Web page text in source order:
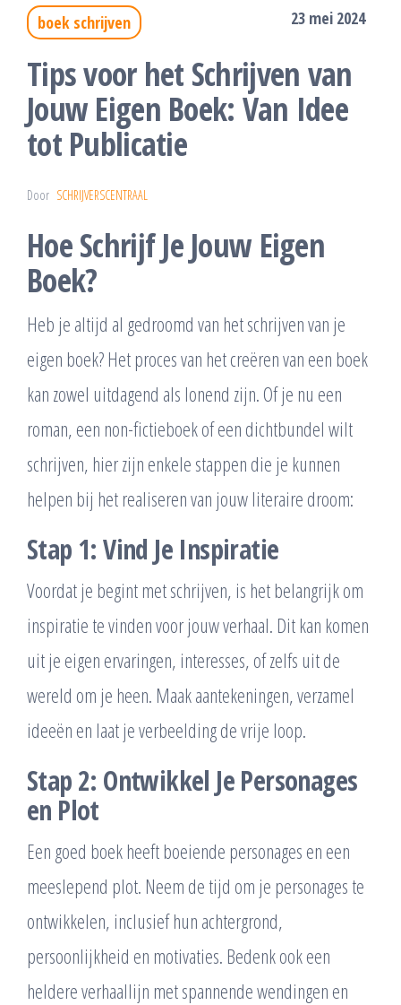
boek schrijven 23 mei 2024
Tips voor het Schrijven van
Jouw Eigen Boek: Van Idee
tot Publicatie
Door SCHRIJVERSCENTRAAL
Hoe Schrijf Je Jouw Eigen
Boek?
Heb je altijd al gedroomd van het schrijven van je
eigen boek? Het proces van het creëren van een boek
kan zowel uitdagend als lonend zijn. Of je nu een
roman, een non-fictieboek of een dichtbundel wilt
schrijven, hier zijn enkele stappen die je kunnen
helpen bij het realiseren van jouw literaire droom:
Stap 1: Vind Je Inspiratie
Voordat je begint met schrijven, is het belangrijk om
inspiratie te vinden voor jouw verhaal. Dit kan komen
uit je eigen ervaringen, interesses, of zelfs uit de
wereld om je heen. Maak aantekeningen, verzamel
ideeën en laat je verbeelding de vrije loop.
Stap 2: Ontwikkel Je Personages
en Plot
Een goed boek heeft boeiende personages en een
meeslepend plot. Neem de tijd om je personages te
ontwikkelen, inclusief hun achtergrond,
persoonlijkheid en motivaties. Bedenk ook een
heldere verhaallijn met spannende wendingen en